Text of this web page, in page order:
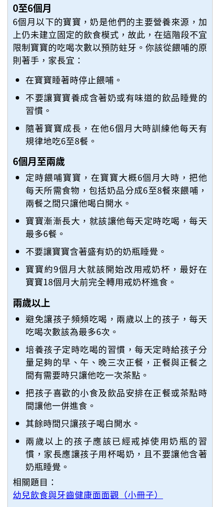
0至6個月
6個月以下的寶寶，奶是他們的主要營養來源，加
上仍未建立固定的飲食模式，故此，在這階段不宜
限制寶寶的吃喝次數以預防蛀牙。你該從餵哺的原
則著手，家長宜：
在寶寶睡著時停止餵哺。
不要讓寶寶養成含著奶或有味道的飲品睡覺的
習慣。
隨著寶寶成長，在他6個月大時訓練他每天有
規律地吃6至8餐。
6個月至兩歲
定時餵哺寶寶，在寶寶大概6個月大時，把他
每天所需食物，包括奶品分成6至8餐來餵哺，
兩餐之間只讓他喝白開水。
寶寶漸漸長大，就該讓他每天定時吃喝，每天
最多6餐。
不要讓寶寶含著盛有奶的奶瓶睡覺。
寶寶約9個月大就該開始改用戒奶杯，最好在
寶寶18個月大前完全轉用戒奶杯進食。
兩歲以上
避免讓孩子頻頻吃喝，兩歲以上的孩子，每天
吃喝次數該為最多6次。
培養孩子定時吃喝的習慣，每天定時給孩子分
量足夠的早、午、晚三次正餐，正餐與正餐之
間有需要時只讓他吃一次茶點。
把孩子喜歡的小食及飲品安排在正餐或茶點時
間讓他一併進食。
其餘時間只讓孩子喝白開水。
兩歲以上的孩子應該已經戒掉使用奶瓶的習
慣，家長應讓孩子用杯喝奶，且不要讓他含著
奶瓶睡覺。
相關題目：
幼兒飲食與牙齒健康面面觀（小冊子）